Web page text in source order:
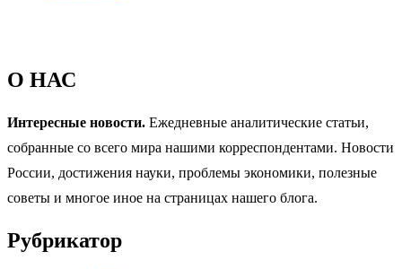
О НАС
Интересные новости. Ежедневные аналитические статьи,
собранные со всего мира нашими корреспондентами. Новости
России, достижения науки, проблемы экономики, полезные
советы и многое иное на страницах нашего блога.
Рубрикатор